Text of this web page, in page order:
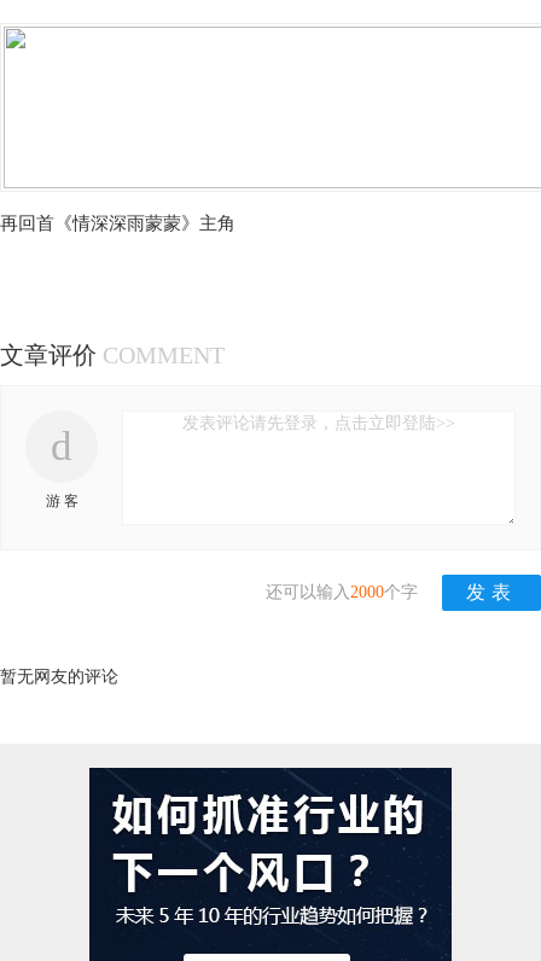
再回首《情深深雨蒙蒙》主角
文章评价 COMMENT
d
游 客
发表评论请先登录，点击立即登陆>>
还可以输入 2000个字
暂无网友的评论